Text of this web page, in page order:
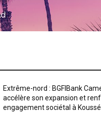
Extrême-nord : BGFIBank
accélère son expansion et
engagement sociétal à